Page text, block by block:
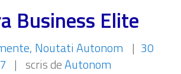
Business Elite
Noutati Autonom | 30
| scris deAutonom